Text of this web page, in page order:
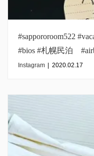
#sappororoom522
#bios #札幌民泊
#inmysapporo#singapore
Instagram 2020.02.17